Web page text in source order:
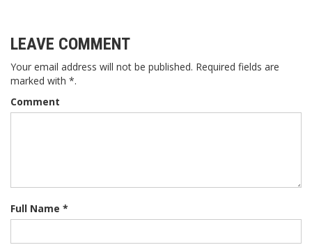
LEAVE COMMENT
Your email address will not be published. Required fields are
marked with *.
Comment
Full Name *